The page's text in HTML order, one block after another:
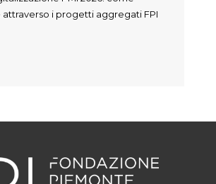
i progetti aggregati FPI